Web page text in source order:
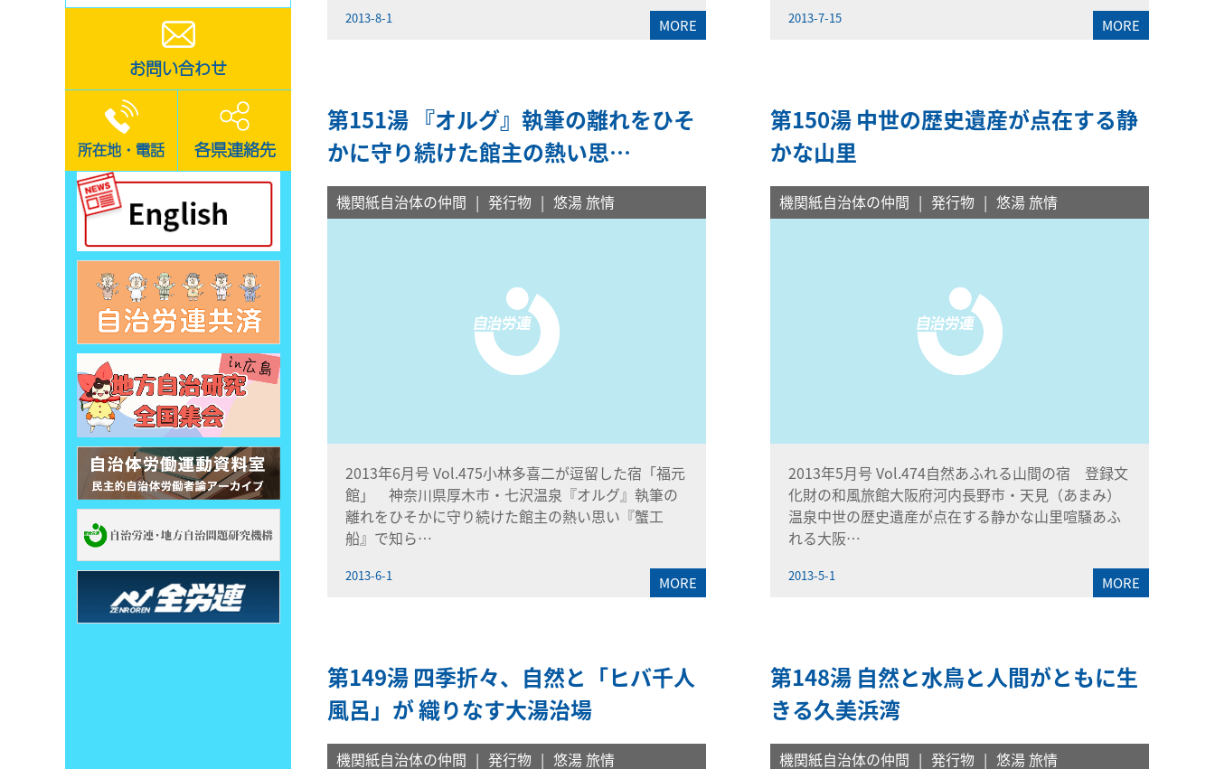
お問い合わせ
所在地・電話 各県連絡先
2013-8-1 MORE 2013-7-15 MORE
第151湯 『オルグ』執筆の離れをひそ
かに守り続けた館主の熱い思…
機関紙自治体の仲間 発行物 悠湯 旅情
2013年6月号 Vol.475小林多喜二が逗留した宿「福元
館」 神奈川県厚木市・七沢温泉『オルグ』執筆の
離れをひそかに守り続けた館主の熱い思い『蟹工
船』で知ら…
2013-6-1 MORE
第150湯 中世の歴史遺産が点在する静
かな山里
機関紙自治体の仲間 発行物 悠湯 旅情
2013年5月号 Vol.474自然あふれる山間の宿 登録文
化財の和風旅館大阪府河内長野市・天見（あまみ）
温泉中世の歴史遺産が点在する静かな山里喧騒あふ
れる大阪…
2013-5-1 MORE
第149湯 四季折々、自然と「ヒバ千人
風呂」が 織りなす大湯治場
機関紙自治体の仲間 発行物 悠湯 旅情
第148湯 自然と水鳥と人間がともに生
きる久美浜湾
機関紙自治体の仲間 発行物 悠湯 旅情